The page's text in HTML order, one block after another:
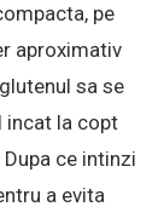
pe
aproximativ
sa se
incat la copt
ce intinzi
a evita